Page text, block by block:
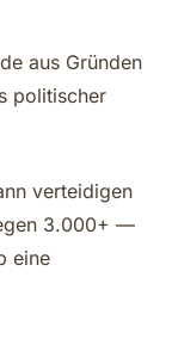
aus Gründen
politischer
verteidigen
3.000+ —
eine